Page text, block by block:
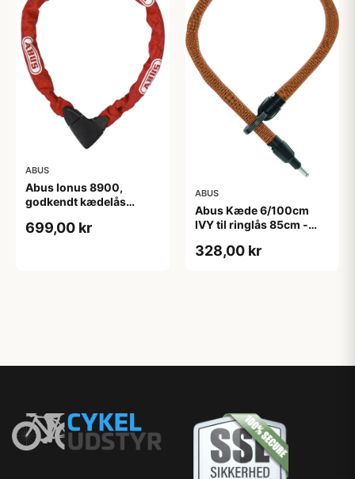
ABUS
Abus Ionus 8900,
godkendt kædelås
699,00 kr
ABUS
Abus Kæde 6/100cm
IVY til ringlås 85cm -
328,00 kr